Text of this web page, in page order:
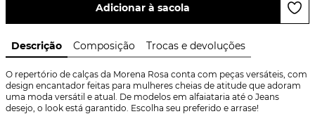
Adicionar à sacola
Descrição Composição Trocas e devoluções
O repertório de calças da Morena Rosa conta com peças versáteis, com
design encantador feitas para mulheres cheias de atitude que adoram
uma moda versátil e atual. De modelos em alfaiataria até o Jeans
desejo, o look está garantido. Escolha seu preferido e arrase!